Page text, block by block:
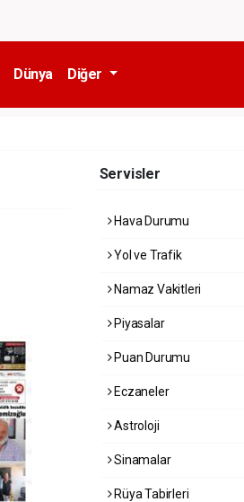
Dünya Diğer
Servisler
Hava Durumu
Yol ve Trafik
Namaz Vakitleri
Piyasalar
Puan Durumu
Eczaneler
Astroloji
Sinamalar
Rüya Tabirleri